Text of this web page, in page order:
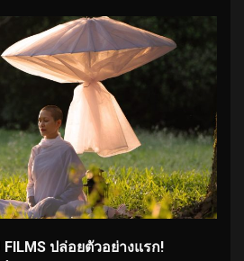
FILMS ปล่อยตัวอย่างแรก!